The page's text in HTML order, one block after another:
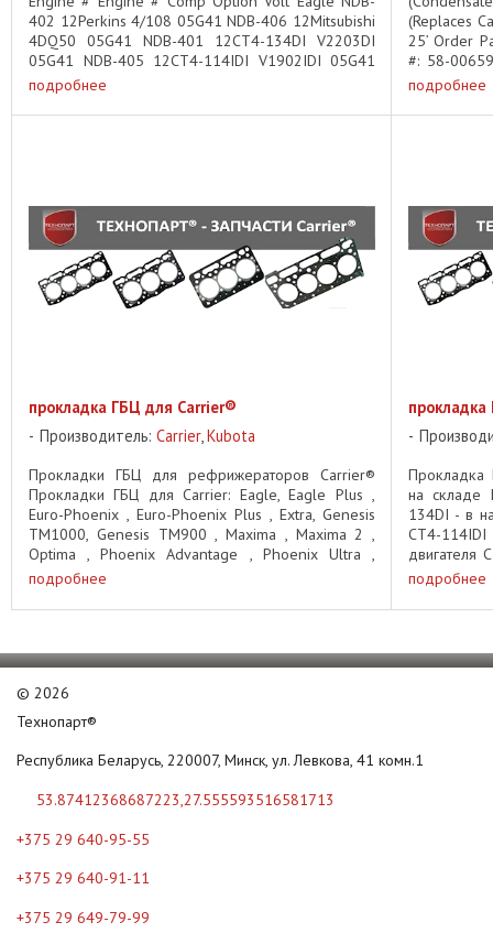
402 12Perkins 4/108 05G41 NDB-406 12Mitsubishi
4DQ50 05G41 NDB-401 12CT4-134DI V2203DI
05G41 NDB-405 12CT4-114IDI V1902IDI 05G41
NDB-408 12CT4-114DI V1902DI ...
подробнее
(Replaces
25’ Order
#: 58-
...
подробнее
прокладка ГБЦ для Carrier®
Производитель: Carrier, Kubota
Прокладки ГБЦ для рефрижераторов Carrier®
Прокладки ГБЦ для Carrier: Eagle, Eagle Plus ,
Euro-Phoenix , Euro-Phoenix Plus , Extra, Genesis
TM1000, Genesis TM900 , Maxima , Maxima 2 ,
Optima , Phoenix Advantage , Phoenix Ultra ,
Phoenix Ultra XL, ...
подробнее
Прокладка
на складе
134DI - в
CT4-
двигателя
для
подробнее
© 2026
Технопарт®
Республика Беларусь, 220007, Минск, ул. Левкова, 41 комн.1
53.87412368687223,27.555593516581713
+375 29 640-95-55
+375 29 640-91-11
+375 29 649-79-99